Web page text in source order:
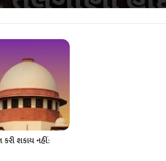
કરી શકાય નહીં: